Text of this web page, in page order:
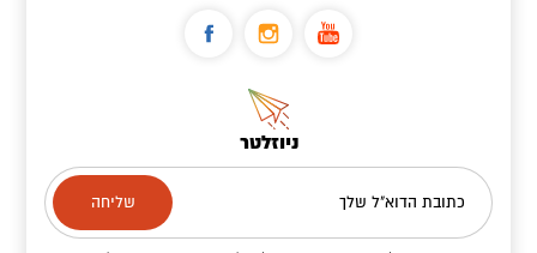
ניוזלטר
כתובת הדוא"ל שלך